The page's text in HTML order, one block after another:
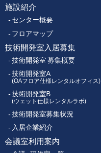
フ
ッ
タ
ー
メ
ニ
ュ
施設紹介
センター概要
フロアマップ
技術開発室入居募集
技術開発室 募集概要
技術開発室A
(OAフロア仕様レンタルオフィス)
技術開発室B
(ウェット仕様レンタルラボ)
技術開発室募集状況
入居企業紹介
会議室利用案内